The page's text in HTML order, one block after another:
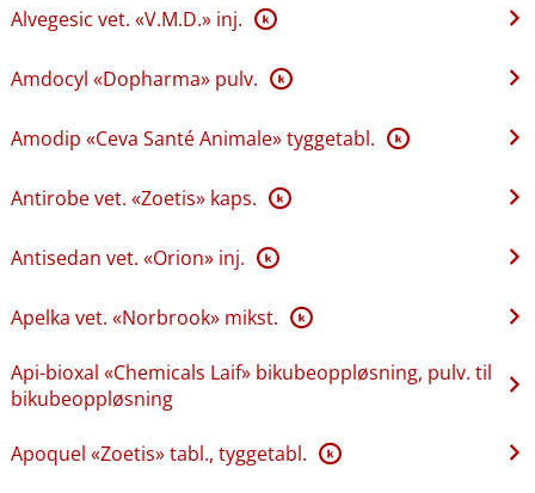
Alvegesic vet. «V.M.D.» inj. K
Amdocyl «Dopharma» pulv. K
Amodip «Ceva Santé Animale» tyggetabl. K
Antirobe vet. «Zoetis» kaps. K
Antisedan vet. «Orion» inj. K
Apelka vet. «Norbrook» mikst. K
Api-bioxal «Chemicals Laif» bikubeoppløsning, pulv. til
bikubeoppløsning
Apoquel «Zoetis» tabl., tyggetabl. K